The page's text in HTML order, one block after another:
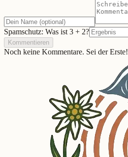
Spamschutz: Was ist 3 + 2?
Kommentieren
Noch keine Kommentare. Sei der Erste!